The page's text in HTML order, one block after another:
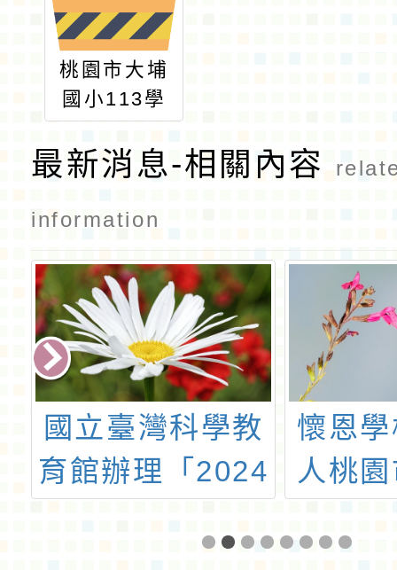
桃園市大埔
國小113學
年度審定本
教科圖書選
最新消息-相關內容
information
國立臺灣科學教
育館辦理「2024
節：Log in台語
懷恩
人桃
改名